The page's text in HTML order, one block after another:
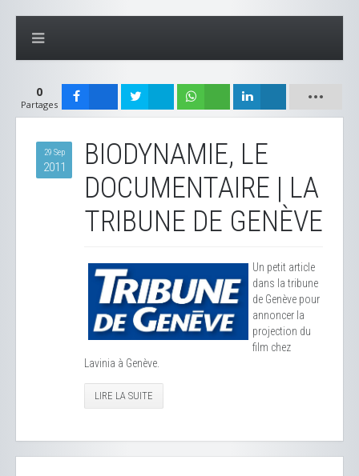
0
Partages
29 Sep
2011
BIODYNAMIE, LE
DOCUMENTAIRE | LA
TRIBUNE DE GENÈVE
Un petit article
dans la tribune
de Genève pour
annoncer la
projection du
film chez
Lavinia à Genève.
LIRE LA SUITE